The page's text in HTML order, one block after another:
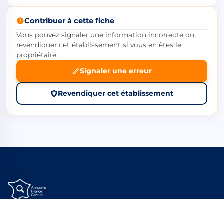
Contribuer à cette fiche
Vous pouvez signaler une information incorrecte ou
revendiquer cet établissement si vous en êtes le
propriétaire.
Signaler une erreur
Revendiquer cet établissement